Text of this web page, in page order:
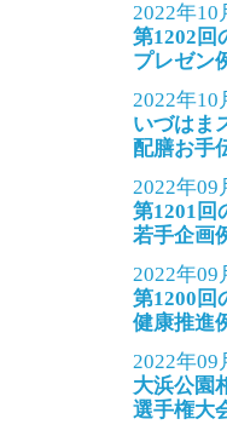
2022年10
第1202回
プレゼン
2022年10
いづはま
配膳お手
2022年09
第1201回
若手企画
2022年09
第1200回
健康推進
2022年09
大浜公園
選手権大